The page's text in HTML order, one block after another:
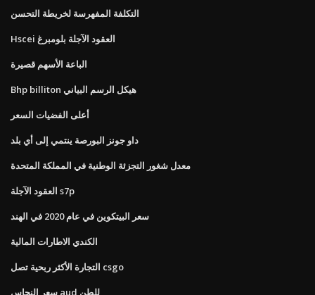
التكلفة المفهرسة لخريطة التحسن
Hscei العقود الآجلة بلومبرغ
الباعة الأسهم قصيرة
Bhp billiton هيكل الرسم البياني
أعلى الفضيات السعر
داو جونز البورصة ينتمي إلى أي بلد
معدل شغور التجزئة الوطنية في المملكة المتحدة
العقود الآجلة s7p
سعر البيتكوين في عام 2020 في الهند
الكندي الاطارات المالية
التجارة الأكثر ربحية تصل csgo
سعر النحاس aud للطن